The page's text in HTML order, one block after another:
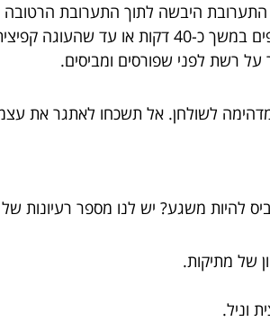
התערובת היבשה לתוך התערובת
קפיצית במרכז.
רשת לפני שפורסים ומביסים.
לשולחן. אל תשכחו לאתגר את
להיות משגע? יש לנו מספר
של מתיקות.
וניל.